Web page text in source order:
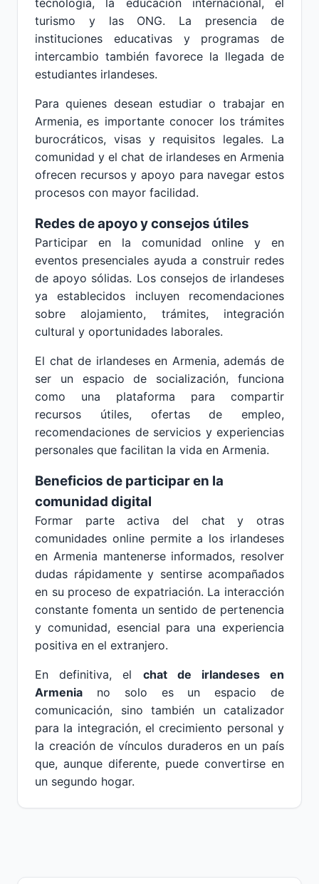
tecnología, la educación internacional, el
turismo y las ONG. La presencia de
instituciones educativas y programas de
intercambio también favorece la llegada de
estudiantes irlandeses.
Para quienes desean estudiar o trabajar en
Armenia, es importante conocer los trámites
burocráticos, visas y requisitos legales. La
comunidad y el chat de irlandeses en Armenia
ofrecen recursos y apoyo para navegar estos
procesos con mayor facilidad.
Redes de apoyo y consejos útiles
Participar en la comunidad online y en
eventos presenciales ayuda a construir redes
de apoyo sólidas. Los consejos de irlandeses
ya establecidos incluyen recomendaciones
sobre alojamiento, trámites, integración
cultural y oportunidades laborales.
El chat de irlandeses en Armenia, además de
ser un espacio de socialización, funciona
como una plataforma para compartir
recursos útiles, ofertas de empleo,
recomendaciones de servicios y experiencias
personales que facilitan la vida en Armenia.
Beneficios de participar en la
comunidad digital
Formar parte activa del chat y otras
comunidades online permite a los irlandeses
en Armenia mantenerse informados, resolver
dudas rápidamente y sentirse acompañados
en su proceso de expatriación. La interacción
constante fomenta un sentido de pertenencia
y comunidad, esencial para una experiencia
positiva en el extranjero.
En definitiva, el chat de irlandeses en
Armenia no solo es un espacio de
comunicación, sino también un catalizador
para la integración, el crecimiento personal y
la creación de vínculos duraderos en un país
que, aunque diferente, puede convertirse en
un segundo hogar.